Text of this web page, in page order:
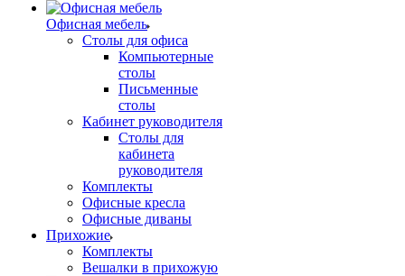
Офисная мебель
Столы для офиса
Компьютерные
столы
Письменные
столы
Кабинет руководителя
Столы для
кабинета
руководителя
Комплекты
Офисные кресла
Офисные диваны
Прихожие
Комплекты
Вешалки в прихожую